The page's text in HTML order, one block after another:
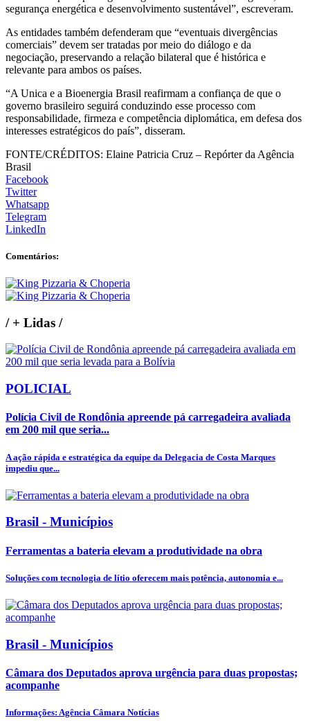
segurança energética e desenvolvimento sustentável”, escreveram.
As entidades também defenderam que “eventuais divergências
comerciais” devem ser tratadas por meio do diálogo e da
negociação, preservando a relação bilateral que é histórica e
relevante para ambos os países.
“A Unica e a Bioenergia Brasil reafirmam a confiança de que o
governo brasileiro seguirá conduzindo esse processo com
responsabilidade, firmeza e competência diplomática, em defesa dos
interesses estratégicos do país”, disseram.
FONTE/CRÉDITOS: Elaine Patricia Cruz – Repórter da Agência
Brasil
Facebook
Twitter
Whatsapp
Telegram
LinkedIn
Comentários:
/+ Lidas /
POLICIAL
Polícia Civil de Rondônia apreende pá carregadeira avaliada
em 200 mil que seria...
A ação rápida e estratégica da equipe da Delegacia de Costa Marques
impediu que...
Brasil - Municípios
Ferramentas a bateria elevam a produtividade na obra
Soluções com tecnologia de lítio oferecem mais potência, autonomia e...
Brasil - Municípios
Câmara dos Deputados aprova urgência para duas propostas;
acompanhe
Informações: Agência Câmara Notícias